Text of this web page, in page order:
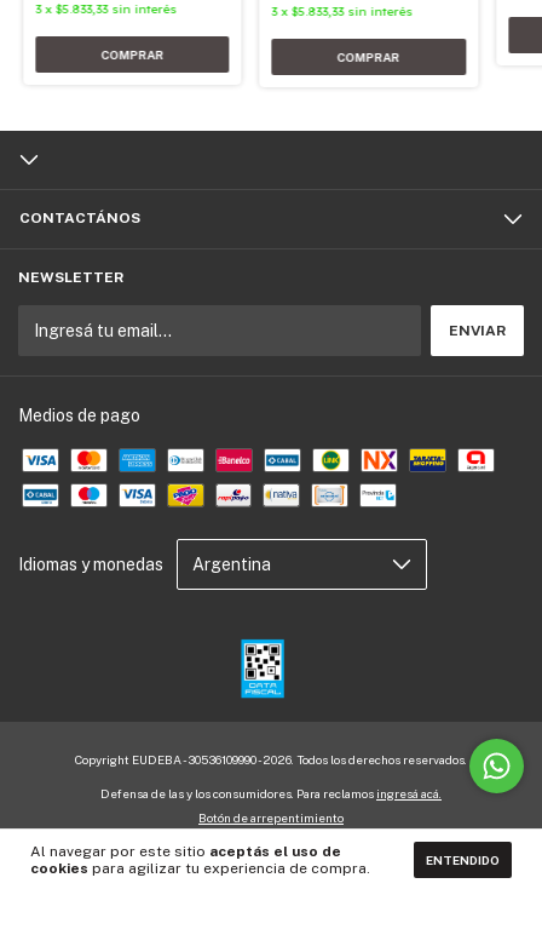
Al navegar por este sitio aceptás el uso de
cookies para agilizar tu experiencia de compra. ENTENDIDO
3 x $5.833,33 sin interés 3 x$5.833,33 sin interés
CONTACTÁNOS
NEWSLETTER
Medios de pago
Idiomas y monedas
Copyright EUDEBA - 30536109990 - 2026. Todos los derechos reservados.
Defensa de las y los consumidores. Para reclamos ingresá acá.
Botón de arrepentimiento